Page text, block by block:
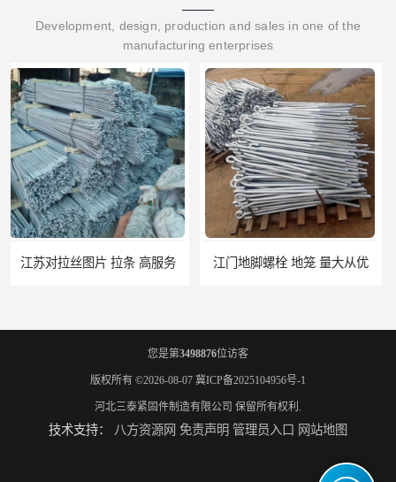
Development, design, production and sales in one of the
manufacturing enterprises
江门地脚螺栓 地笼 量大从优 桂林7字地脚螺栓 地笼 高服务
您是第3498876位访客
版权所有 ©2026-08-07 冀ICP备2025104956号-1
河北三泰紧固件制造有限公司 保留所有权利.
技术支持： 八方资源网 免责声明 管理员入口 网站地图